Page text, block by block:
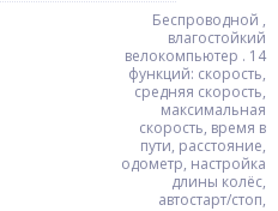
Беспроводной ,
влагостойкий
велокомпьютер . 14
функций: скорость,
средняя скорость,
максимальная
скорость, время в
пути, расстояние,
одометр, настройка
длины колёс,
автостарт/стоп,